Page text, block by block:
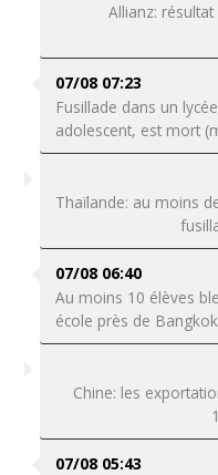
Allianz:
07/08 07:23
Fusillade dans un
adolescent, est mort
Thaïlande: au moins
07/08 06:40
Au moins 10 élèves
école près de
Chine: les
07/08 05:43